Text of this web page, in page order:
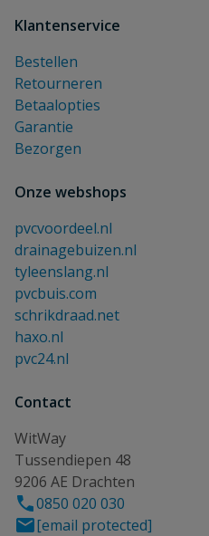
Klantenservice
Bestellen
Retourneren
Betaalopties
Garantie
Bezorgen
Onze webshops
pvcvoordeel.nl
drainagebuizen.nl
tyleenslang.nl
pvcbuis.com
schrikdraad.net
haxo.nl
pvc24.nl
Contact
WitWay
Tussendiepen 48
9206 AE Drachten
0850 020 030
[email protected]